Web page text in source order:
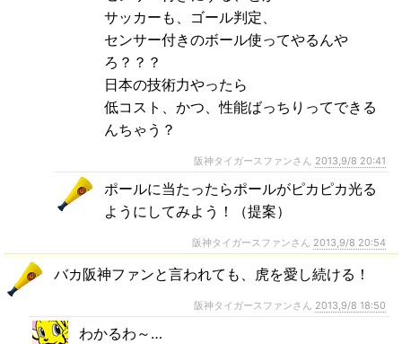
サッカーも、ゴール判定、
センサー付きのボール使ってやるんや
ろ？？？
日本の技術力やったら
低コスト、かつ、性能ばっちりってできる
んちゃう？
阪神タイガースファンさん 2013,9/8 20:41
ポールに当たったらポールがピカピカ光る
ようにしてみよう！（提案）
阪神タイガースファンさん 2013,9/8 20:54
バカ阪神ファンと言われても、虎を愛し続ける！
阪神タイガースファンさん 2013,9/8 18:50
わかるわ～…